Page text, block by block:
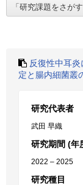
反復性中耳
定と腸内細菌叢
研究代表者
武田 早織
研究期間 (年
2022 – 2025
研究種目